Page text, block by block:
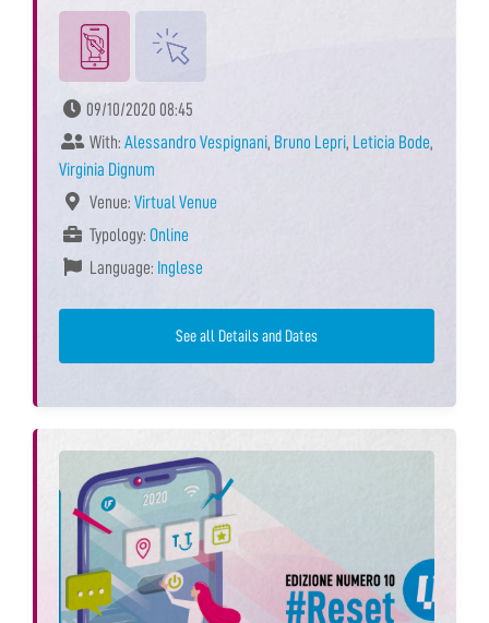
09/10/2020 08:45
With: Alessandro Vespignani, Bruno Lepri, Leticia Bode,
Virginia Dignum
Venue: Virtual Venue
Typology: Online
Language: Inglese
See all Details and Dates